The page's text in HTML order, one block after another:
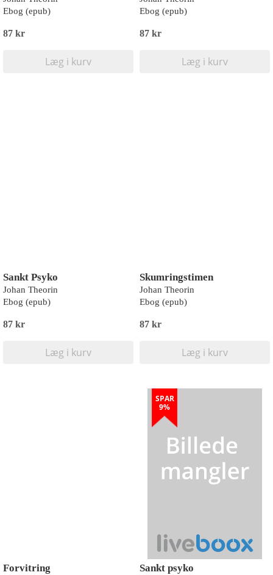
Ebog (epub)
87 kr
Læg i kurv
Ebog (epub)
87 kr
Læg i kurv
Sankt Psyko
Johan Theorin
Ebog (epub)
87 kr
Læg i kurv
Skumringstimen
Johan Theorin
Ebog (epub)
87 kr
Læg i kurv
Forvitring
SPAR
9%
Sankt psyko